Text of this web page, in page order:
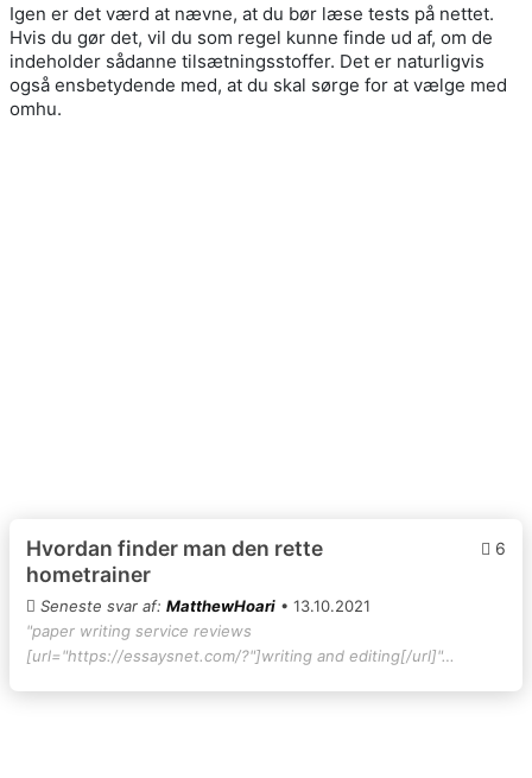
Igen er det værd at nævne, at du bør læse tests på nettet.
Hvis du gør det, vil du som regel kunne finde ud af, om de
indeholder sådanne tilsætningsstoffer. Det er naturligvis
også ensbetydende med, at du skal sørge for at vælge med
omhu.
Hvordan finder man den rette
hometrainer
6
Seneste svar af: MatthewHoari • 13.10.2021
"paper writing service reviews
[url="https://essaysnet.com/?"]writing and editing[/url]"…